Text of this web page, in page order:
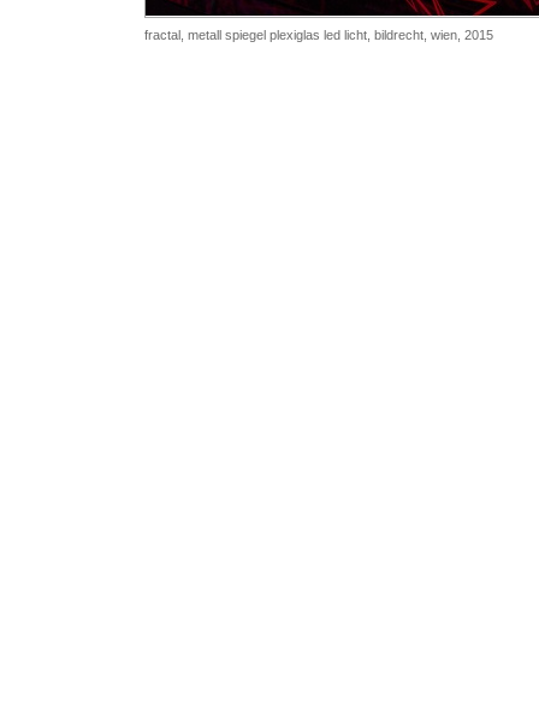
fractal, metall spiegel plexiglas led licht, bildrecht, wien, 2015